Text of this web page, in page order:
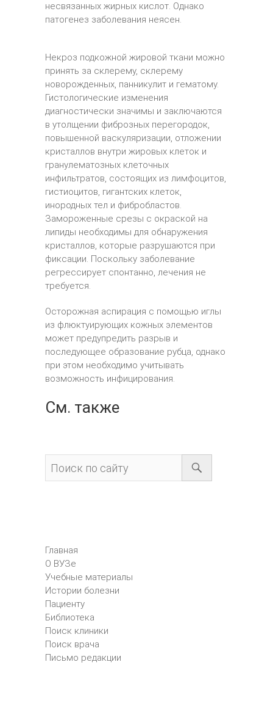
несвязанных жирных кислот. Однако
патогенез заболевания неясен.
Некроз подкожной жировой ткани можно
принять за склерему, склерему
новорожденных, панникулит и гематому.
Гистологические изменения
диагностически значимы и заключаются
в утолщении фиброзных перегородок,
повышенной васкуляризации, отложении
кристаллов внутри жировых клеток и
гранулематозных клеточных
инфильтратов, состоящих из лимфоцитов,
гистиоцитов, гигантских клеток,
инородных тел и фибробластов.
Замороженные срезы с окраской на
липиды необходимы для обнаружения
кристаллов, которые разрушаются при
фиксации. Поскольку заболевание
регрессирует спонтанно, лечения не
требуется.
Осторожная аспирация с помощью иглы
из флюктуирующих кожных элементов
может предупредить разрыв и
последующее образование рубца, однако
при этом необходимо учитывать
возможность инфицирования.
См. также
Главная
О ВУЗе
Учебные материалы
Истории болезни
Пациенту
Библиотека
Поиск клиники
Поиск врача
Письмо редакции